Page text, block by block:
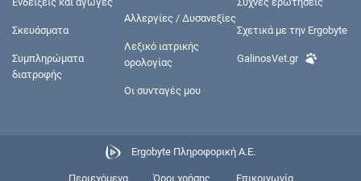
Σκευάσματα
Συμπληρώματα
διατροφής
Αλλεργίες / Δυσανεξίες
Λεξικό ιατρικής
ορολογίας
Οι συνταγές μου
Σχετικά με την Ergobyte
GalinosVet.gr
Ergobyte Πληροφορική Α.Ε.
Περιεχόμενα Όροι χρήσης Επικοινωνία